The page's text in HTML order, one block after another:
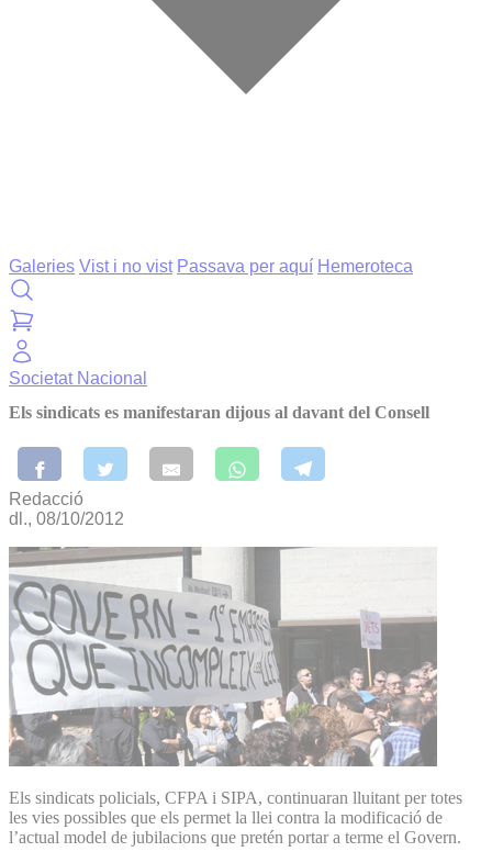
Galeries Vist i no vist Passava per aquí Hemeroteca
Societat Nacional
Els sindicats es manifestaran dijous al davant del Consell
Redacció
dl., 08/10/2012
Els sindicats policials, CFPA i SIPA, continuaran lluitant per totes
les vies possibles que els permet la llei contra la modificació de
l’actual model de jubilacions que pretén portar a terme el Govern.